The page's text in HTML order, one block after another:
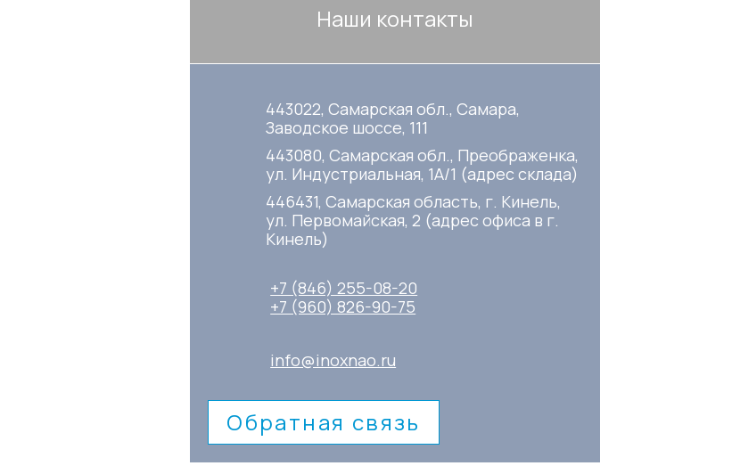
Наши контакты
443022, Самарская обл., Самара,
Заводское шоссе, 111
443080, Самарская обл., Преображенка,
ул. Индустриальная, 1А/1 (адрес склада)
446431, Самарская область, г. Кинель,
ул. Первомайская, 2 (адрес офиса в г.
Кинель)
+7 (846) 255-08-20
+7 (960) 826-90-75
info@inoxnao.ru
Обратная связь